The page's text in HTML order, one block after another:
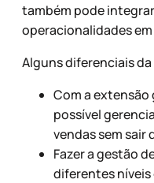
também pode
operacionalidades
Alguns diferenciais
Com a
possível
vendas sem sair
Fazer a gestão
diferentes níveis